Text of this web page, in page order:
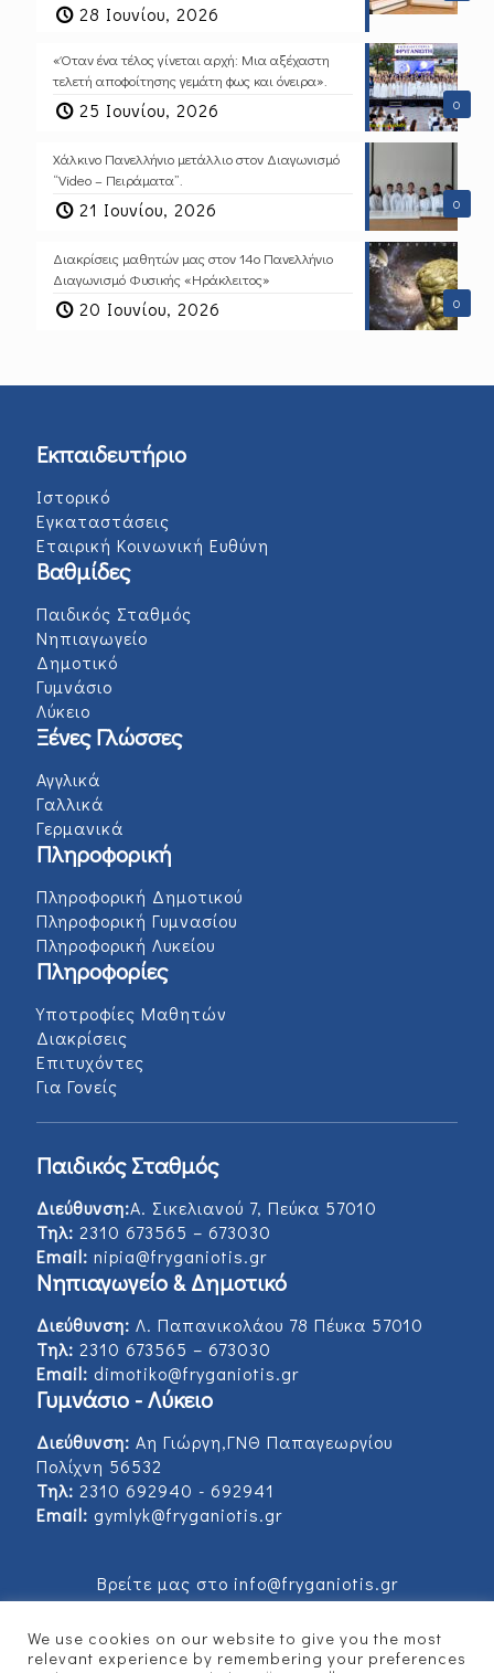
28 Ιουνίου, 2026
0
«Όταν ένα τέλος γίνεται αρχή: Μια αξέχαστη
τελετή αποφοίτησης γεμάτη φως και όνειρα».
25 Ιουνίου, 2026
0
Χάλκινο Πανελλήνιο μετάλλιο στον Διαγωνισμό
“Video – Πειράματα”.
21 Ιουνίου, 2026
0
Διακρίσεις μαθητών μας στον 14ο Πανελλήνιο
Διαγωνισμό Φυσικής «Ηράκλειτος»
20 Ιουνίου, 2026
Εκπαιδευτήριο
Ιστορικό
Εγκαταστάσεις
Εταιρική Κοινωνική Ευθύνη
Βαθμίδες
Παιδικός Σταθμός
Νηπιαγωγείο
Δημοτικό
Γυμνάσιο
Λύκειο
Ξένες Γλώσσες
Αγγλικά
Γαλλικά
Γερμανικά
Πληροφορική
Πληροφορική Δημοτικού
Πληροφορική Γυμνασίου
Πληροφορική Λυκείου
Πληροφορίες
Υποτροφίες Μαθητών
Διακρίσεις
Επιτυχόντες
Για Γονείς
Παιδικός Σταθμός
Διεύθυνση:Α. Σικελιανού 7, Πεύκα 57010
Τηλ: 2310 673565 – 673030
Email: nipia@fryganiotis.gr
Νηπιαγωγείο & Δημοτικό
Διεύθυνση: Λ. Παπανικολάου 78 Πέυκα 57010
Τηλ: 2310 673565 – 673030
Email: dimotiko@fryganiotis.gr
Γυμνάσιο - Λύκειο
Διεύθυνση: Αη Γιώργη,ΓΝΘ Παπαγεωργίου
Πολίχνη 56532
Τηλ: 2310 692940 - 692941
Email: gymlyk@fryganiotis.gr
Βρείτε μας στο info@fryganiotis.gr
We use cookies on our website to give you the most
relevant experience by remembering your preferences